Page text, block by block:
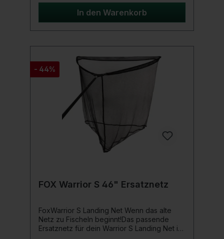
46” Keschern und eignet sich hervorragend
als Ersatzteil für die meisten Kescher mit
und der präzisen Passform bietet der Fox
Halt und sorgt dafür, dass der Kescher stabil
bleibt, auch unter Belastung. Dieses
Ersatzteil ist die perfekte Lösung, um die
Lebensdauer Ihres Keschers zu verlängern
und für reibungslose Angelerlebnisse zu
sorgen.Setzen Sie auf den Fox Aluminium
Spreader Block, wenn Sie nach einem
zuverlässigen, langlebigen und
passgenauen Ersatzteil für Ihre Kescher
suchen. Optimieren Sie Ihre
Angelausrüstung und genießen Sie das
Angeln mit dem besten
Zubehör.Produktdetails: Passt für 42“ und
In den Warenkorb
- 44%
FOX Warrior S 46" Ersatznetz
FoxWarrior S Landing Net Wenn das alte
Netz zu Fischeln beginnt!Das passende
Ersatznetz für dein Warrior S Landing Net in